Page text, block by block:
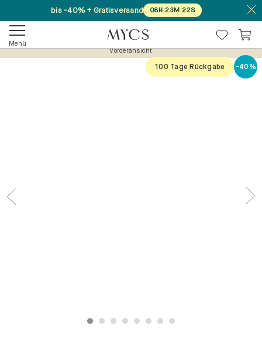
bis -40% + Gratisversand 08H:23M:22S
Menü
Vorderansicht
1 2 3 4 5 6 7 8
100 Tage Rückgabe -40%